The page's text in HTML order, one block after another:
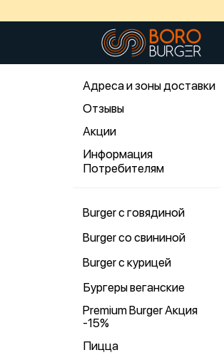
Адреса и зоны доставки
Отзывы
Акции
Информация
Потребителям
Burger с говядиной
Burger со свининой
Burger с курицей
Бургеры веганские
Premium Burger Акция
-15%
Пицца